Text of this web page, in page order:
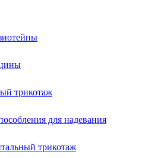
трикотаж
для надевания
трикотаж